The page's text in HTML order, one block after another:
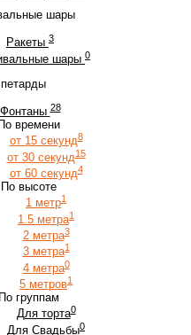
шары
Ракеты 3
шары 0
Фонтаны 28
По времени
от 15 секунд8
от 30 секунд15
от 60 секунд4
По высоте
1 метр1
1.5 метра1
2 метра3
3 метра1
4 метра0
5 метров1
По группам
Для торта0
Для Свадьбы0